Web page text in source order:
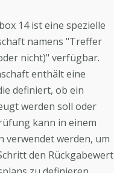
14 ist eine spezielle
namens "Treffer
nicht)" verfügbar.
enthält eine
definiert, ob ein
werden soll oder
kann in einem
verwendet werden, um
den Rückgabewert